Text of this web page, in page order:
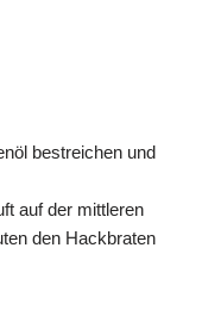
bestreichen und
auf der mittleren
den Hackbraten